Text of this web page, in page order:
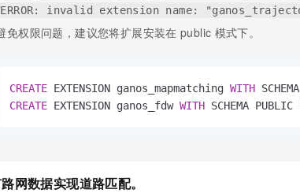
ERROR: invalid extension name:
免权限问题，建议您将扩展安装在 public 模式下。
CREATE EXTENSION ganos_mapmatching WITH
CREATE EXTENSION ganos_fdw WITH SCHEMA PUBLIC
网数据实现道路匹配。